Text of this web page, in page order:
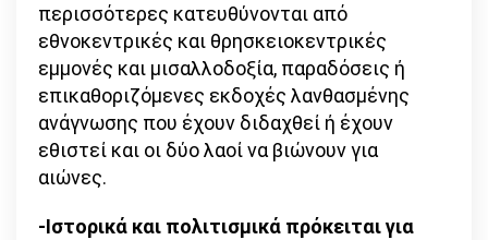
περισσότερες κατευθύνονται από
εθνοκεντρικές και θρησκειοκεντρικές
εμμονές και μισαλλοδοξία, παραδόσεις ή
επικαθοριζόμενες εκδοχές λανθασμένης
ανάγνωσης που έχουν διδαχθεί ή έχουν
εθιστεί και οι δύο λαοί να βιώνουν για
αιώνες.
-Ιστορικά και πολιτισμικά πρόκειται για